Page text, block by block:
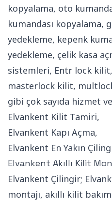
kopyalama, oto
kumandası kopyalama,
yedekleme, kepenk
yedekleme, çelik kasa
sistemleri, Entr lock
masterlock kilit,
gibi çok sayıda hizmet
Elvankent Kilit Tamiri,
Elvankent Kapı Açma,
Elvankent En Yakın
Elvankent Akıllı Kilit
Elvankent Çilingir;
montajı, akıllı kilit